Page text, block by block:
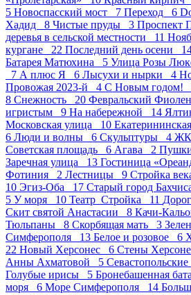
5 Новоспасский мост 7 Переход 6
Хадид 8 Чистые пруды 3 Проспект
деревья в сельской местности 11
кургане 22 Последний день осени
Батарея Матюхина 5 Улица Розы
7 А плюс Я 6 Лысухи и нырки 4
Провожая 2023-й 4 С Новым годом!
8 Снежность 20 Февральский
игристым 9 На набережной 14
Московская улица 10
6 Люди и волны 6 Скульптуры 4 ЖК
Советская площадь 6 Агава 2
Заречная улица 13 Гостиница
Фотиния 2 Лестницы 9 Стройка
10 Эгиз-Оба 17 Старый город
5 У моря 10 Театр_Стройка 11
Скит святой Анастасии 8 Качи-
Тюльпаны 8 Скорбящая мать 3
Симферополя 13 Белое и розовое 6
22 Новый Херсонес 6 Стены
Анны Ахматовой 5
Голубые ирисы 5 Бронебашенная
моря 6 Море Симферополя 14